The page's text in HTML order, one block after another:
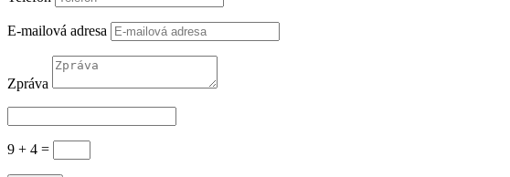
E-mailová adresa
Zpráva
9 + 4 =